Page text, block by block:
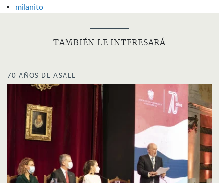
milanito
TAMBIÉN LE INTERESARÁ
70 AÑOS DE ASALE